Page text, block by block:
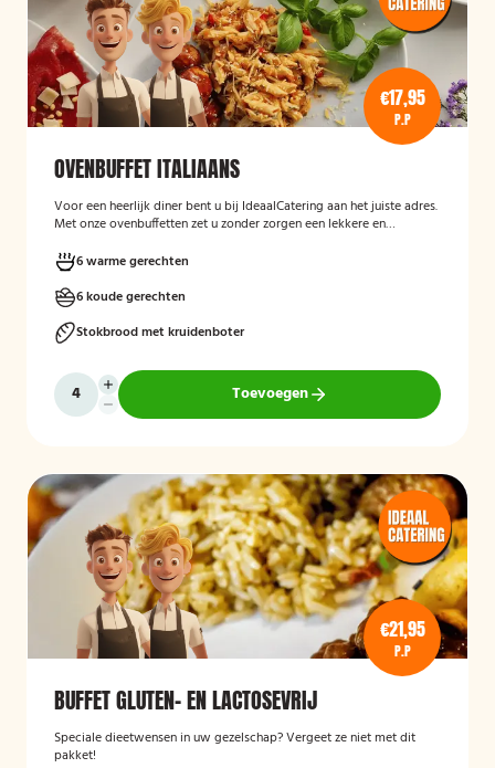
€17,95
P.P
OVENBUFFET ITALIAANS
Voor een heerlijk diner bent u bij IdeaalCatering aan het juiste adres.
Met onze ovenbuffetten zet u zonder zorgen een lekkere en
twaalf personen is een ovenbuffet Ideaal!
6 warme gerechten
6 koude gerechten
Stokbrood met kruidenboter
Toevoegen
€21,95
P.P
BUFFET GLUTEN- EN LACTOSEVRIJ
Speciale dieetwensen in uw gezelschap? Vergeet ze niet met dit
pakket!